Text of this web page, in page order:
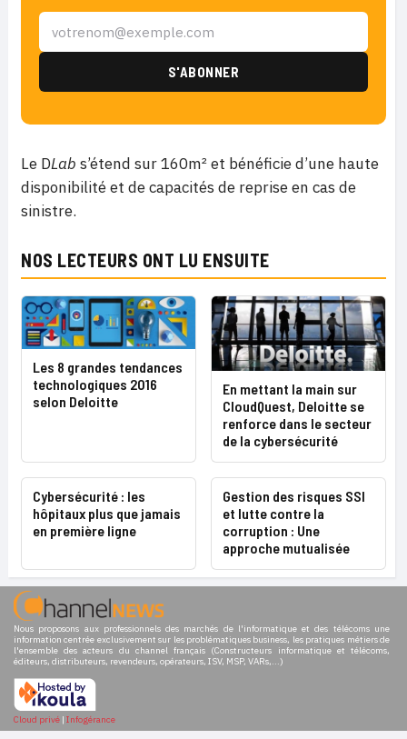
Le DLab s’étend sur 160m² et bénéficie d’une haute
disponibilité et de capacités de reprise en cas de
sinistre.
NOS LECTEURS ONT LU ENSUITE
Les 8 grandes tendances
technologiques 2016
selon Deloitte
En mettant la main sur
CloudQuest, Deloitte se
renforce dans le secteur
de la cybersécurité
Cybersécurité : les
hôpitaux plus que jamais
en première ligne
Gestion des risques SSI
et lutte contre la
corruption : Une
approche mutualisée
Nous proposons aux professionnels des marchés de l'informatique et des télécoms une
information centrée exclusivement sur les problématiques business, les pratiques métiers de
l'ensemble des acteurs du channel français (Constructeurs informatique et télécoms,
éditeurs, distributeurs, revendeurs, opérateurs, ISV, MSP, VARs,...)
Cloud privé | Infogérance